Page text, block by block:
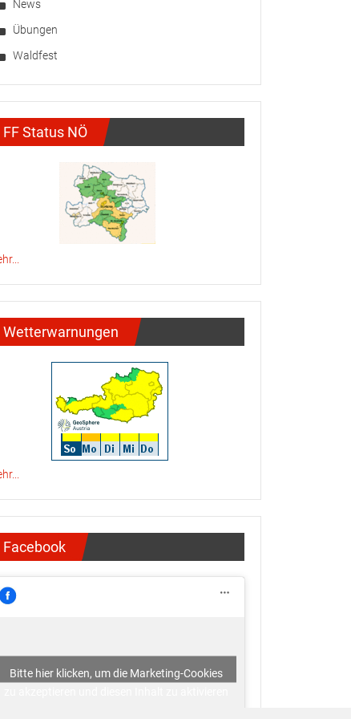
News
Übungen
Waldfest
FF Status NÖ
Wetterwarnungen
Facebook
Bitte hier klicken, um die Marketing-Cookies